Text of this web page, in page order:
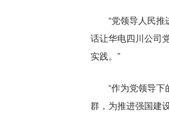
“党领导人民推
话让华电四川公司
实践。”
“作为党领导下
群，为推进强国建